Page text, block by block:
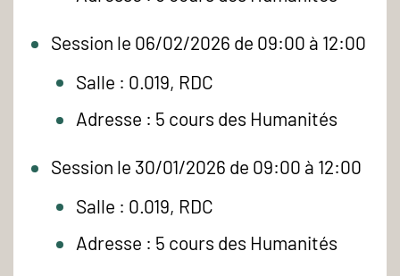
Session le 06/02/2026 de 09:00 à 12:00
Salle : 0.019, RDC
Adresse : 5 cours des Humanités
Session le 30/01/2026 de 09:00 à 12:00
Salle : 0.019, RDC
Adresse : 5 cours des Humanités